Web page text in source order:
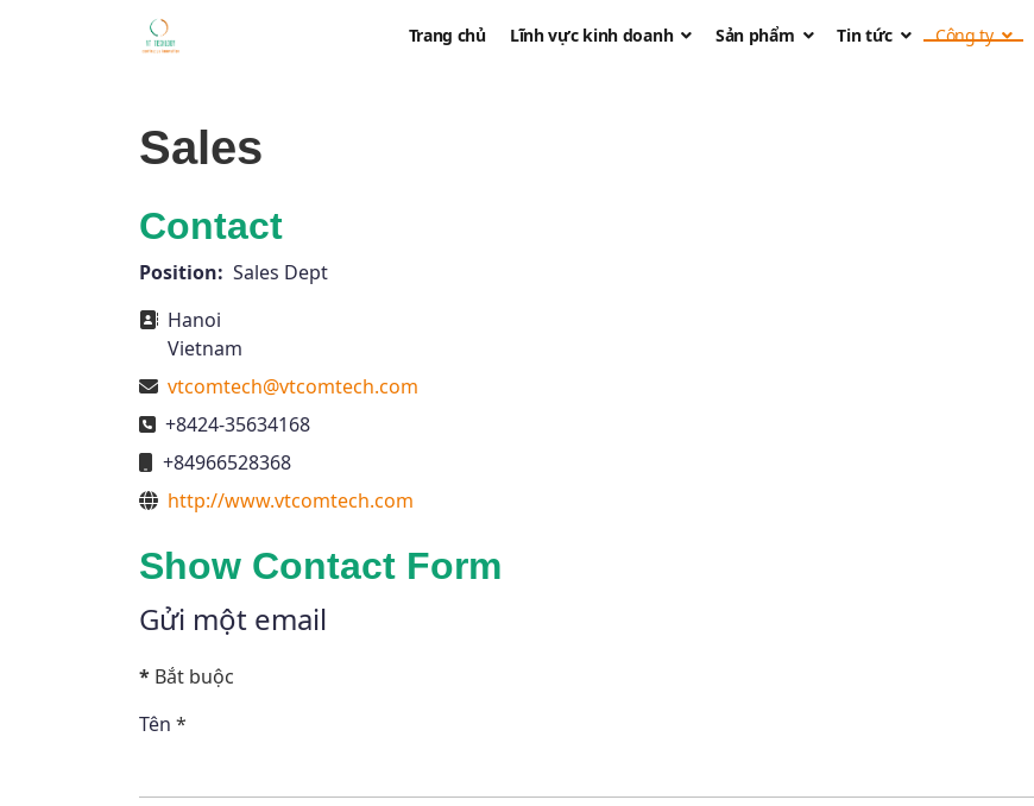
Trang chủ Lĩnh vực kinh doanh Sản phẩm Tin tức Công ty
Sales
Contact
Position: Sales Dept
Address
Hanoi
Vietnam
Email
vtcomtech@vtcomtech.com
Phone
+8424-35634168
Mobile
+84966528368
Website
http://www.vtcomtech.com
Show Contact Form
Gửi một email
* Bắt buộc
Tên *